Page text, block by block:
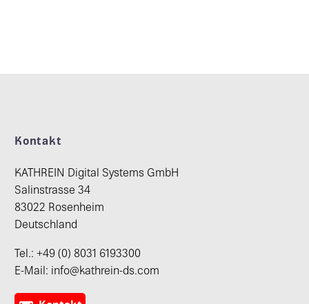
Kontakt
KATHREIN Digital Systems GmbH
Salinstrasse 34
83022 Rosenheim
Deutschland
Tel.: +49 (0) 8031 6193300
E-Mail: info@kathrein-ds.com